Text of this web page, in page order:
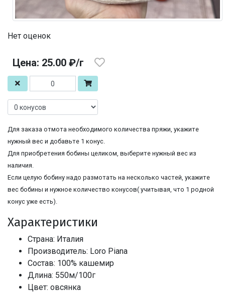
Нет оценок
Цена: 25.00 ₽/г
Для заказа отмота необходимого количества пряжи, укажите
нужный вес и добавьте 1 конус.
Для приобретения бобины целиком, выберите нужный вес из
наличия.
Если целую бобину надо размотать на несколько частей, укажите
вес бобины и нужное количество конусов( учитывая, что 1 родной
конус уже есть).
Характеристики
Страна: Италия
Производитель: Loro Piana
Состав: 100% кашемир
Длина: 550м/100г
Цвет: овсянка